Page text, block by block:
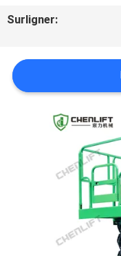
NOUS
NOUVELLES
DEMANDEZ
UN DEVIS
Surligner: